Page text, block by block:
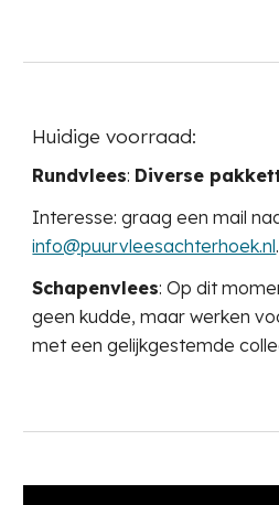
Huidige voorraad:
Rundvlees: Diverse
Interesse: graag een mail
info@puurvleesachterhoek.nl.
Schapenvlees: Op dit
geen kudde, maar werken
met een gelijkgestemde